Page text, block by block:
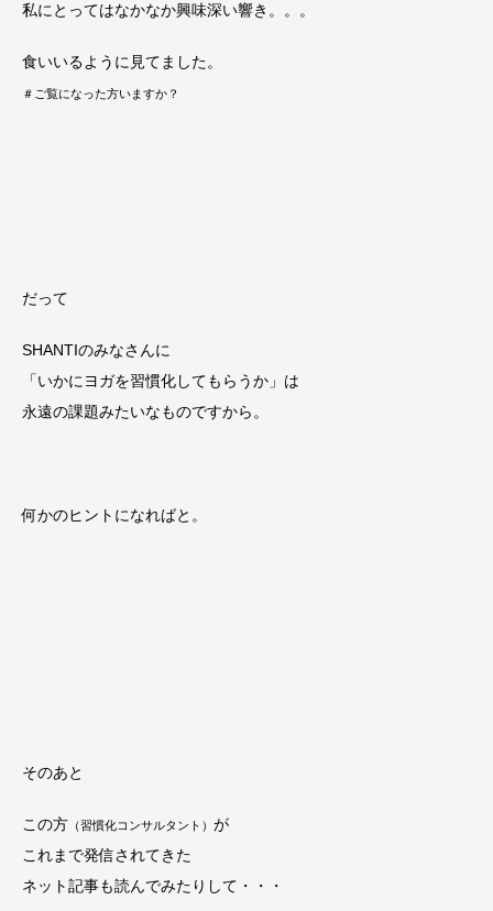
私にとってはなかなか興味深い響き。。。
食いいるように見てました。
＃ご覧になった方いますか？
だって
SHANTIのみなさんに
「いかにヨガを習慣化してもらうか」は
永遠の課題みたいなものですから。
何かのヒントになればと。
そのあと
この方 （習慣化コンサルタント） が
これまで発信されてきた
ネット記事も読んでみたりして・・・